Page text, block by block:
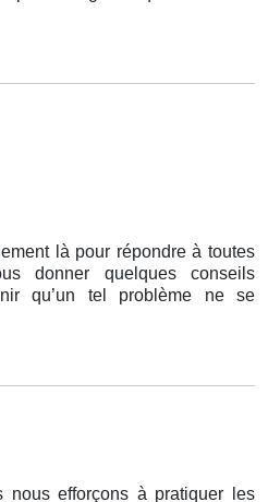
là pour répondre à toutes
donner quelques conseils
qu’un tel problème ne se
nous efforçons à pratiquer les